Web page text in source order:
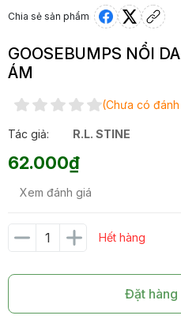
Chia sẻ sản phẩm
GOOSEBUMPS NỔI
ÁM
(Chưa có
Tác giả: R.L. STINE
62.000₫
Xem đánh giá
Hết hàng
Đặt hàng